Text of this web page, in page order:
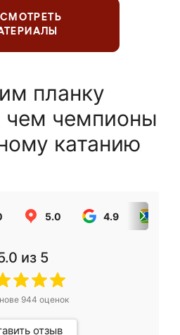
планку
чем чемпионы
катанию
5.0 4.9
из 5
944 оценок
отзыв